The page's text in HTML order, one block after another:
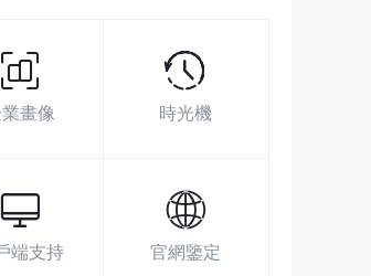
speedtrader.com/
Route 35 Suite 5C-2 Katonah, NY
twitter.com/speedtraders
www.linkedin.com/company/speedtrader
畫像 時光機
端支持 官網鑒定